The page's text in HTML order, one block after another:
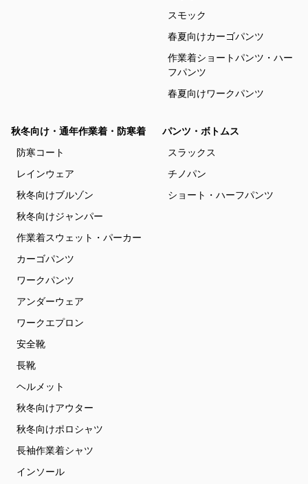
スモック
春夏向けカーゴパンツ
作業着ショートパンツ・ハー
フパンツ
春夏向けワークパンツ
秋冬向け・通年作業着・防寒着
防寒コート
レインウェア
秋冬向けブルゾン
秋冬向けジャンパー
作業着スウェット・パーカー
カーゴパンツ
ワークパンツ
アンダーウェア
ワークエプロン
安全靴
長靴
ヘルメット
秋冬向けアウター
秋冬向けポロシャツ
長袖作業着シャツ
インソール
パンツ・ボトムス
スラックス
チノパン
ショート・ハーフパンツ